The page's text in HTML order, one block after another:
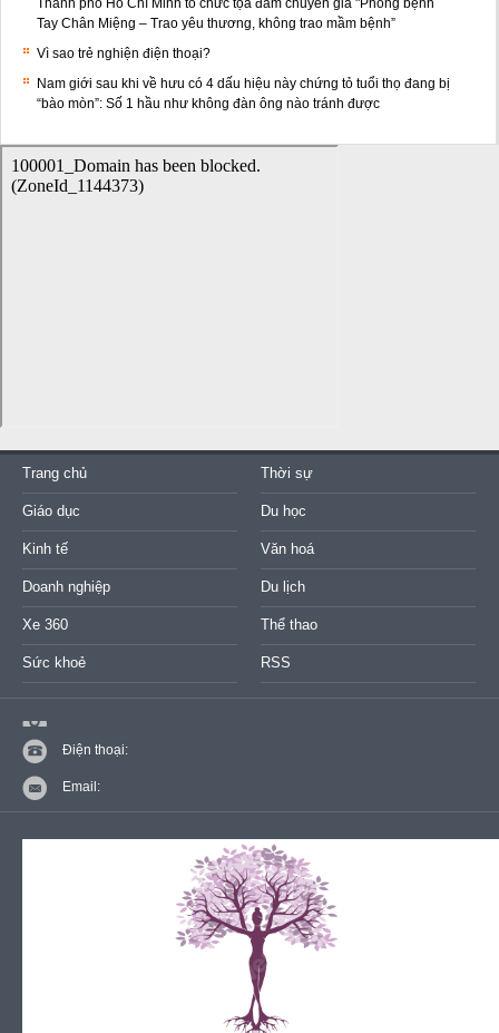
Tay Chân Miệng – Trao yêu thương, không trao mầm bệnh”
Vì sao trẻ nghiện điện thoại?
Nam giới sau khi về hưu có 4 dấu hiệu này chứng tỏ tuổi thọ đang bị
“bào mòn”: Số 1 hầu như không đàn ông nào tránh được
Trang chủ Thời sự
Giáo dục Du học
Kinh tế Văn hoá
Doanh nghiệp Du lịch
Xe 360 Thể thao
Sức khoẻ RSS
Điện thoại:
Email: